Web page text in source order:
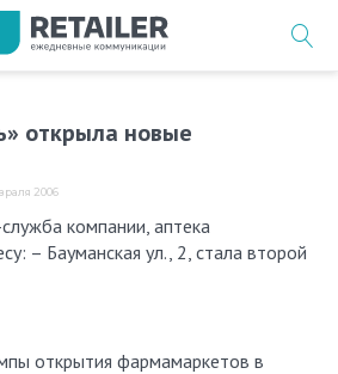
открыла новые
2006
– Бауманская ул., 2, стала второй
открытия фармамаркетов в